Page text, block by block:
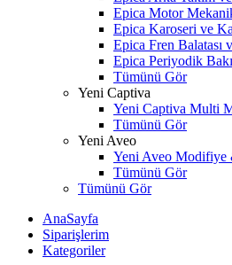
Epica Motor
Epica Karoseri ve
Epica Fren Balatası
Epica Periyodik
Tümünü Gör
Yeni Captiva
Yeni Captiva Multi
Tümünü Gör
Yeni Aveo
Yeni Aveo Modifiye
Tümünü Gör
Tümünü Gör
AnaSayfa
Siparişlerim
Kategoriler